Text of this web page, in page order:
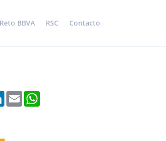
Reto BBVA RSC Contacto
LinkedIn
EmailWhatsApp